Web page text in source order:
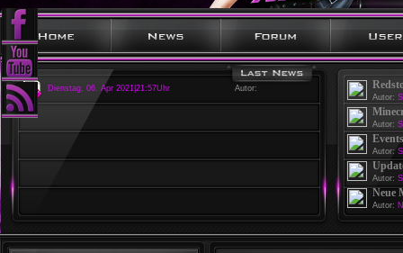
Dienstag, 06. Apr 2021|21:57Uhr Autor:
Autor:
Autor:
Autor:
Autor:
Neue
Autor: